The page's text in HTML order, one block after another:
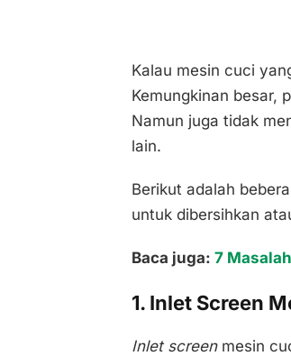
Kalau mesin cuci
Kemungkinan besar,
Namun juga tidak
lain.
Berikut adalah
untuk dibersihkan
Baca juga: 7
1. Inlet Screen
Inlet screenmesin